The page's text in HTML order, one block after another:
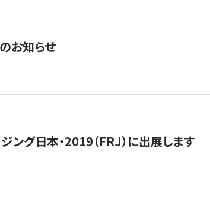
お知らせ
ジング日本・2019（FRJ）に出展します